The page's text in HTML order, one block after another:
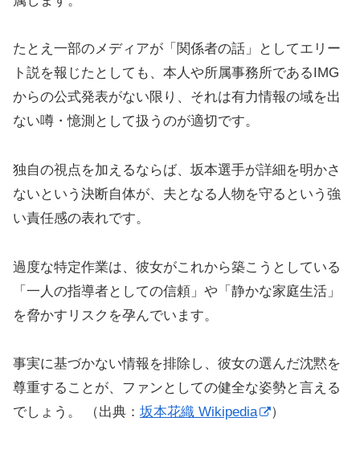
たとえ一部のメディアが「関係者の話」としてエリー
ト説を報じたとしても、本人や所属事務所であるIMG
からの公式発表がない限り、それは有力情報の域を出
ない噂・憶測として扱うのが適切です。
独自の視点を加えるならば、坂本選手が詳細を明かさ
ないという決断自体が、夫となる人物を守るという強
い責任感の表れです。
過度な特定作業は、彼女がこれから築こうとしている
「一人の指導者としての信頼」や「静かな家庭生活」
を脅かすリスクを孕んでいます。
事実に基づかない情報を排除し、彼女の選んだ沈黙を
尊重することが、ファンとしての健全な姿勢と言える
でしょう。 （出典： 坂本花織 Wikipedia ）